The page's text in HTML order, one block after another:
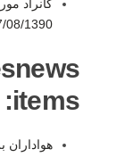
کانراد
1390 20:28
items: